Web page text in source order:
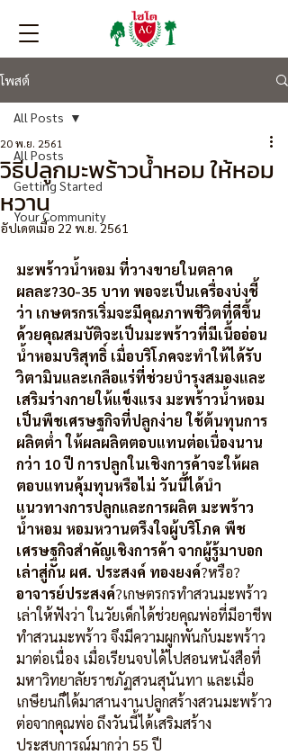
โพสต์
All Posts
Getting Started
Your Community
All Posts
วิธีปลูกมะพร้าวน้ำหอม ให้หอม
หวาน
20 พ.ย. 2561
อัปเดตเมื่อ 22 พ.ย. 2561
มะพร้าวน้ำหอม ที่วางขายในตลาด
ผลละ?30-35 บาท พอจะเป็นเครื่องบ่งชี้
ว่า เกษตรกรเริ่มจะมีคุณภาพชีวิตที่ดีขึ้น
ด้วยคุณสมบัติจะเป็นมะพร้าวที่มีเนื้ออ่อน
น้ำหอมบริสุทธิ์ เมื่อบริโภคจะทำให้ได้รับ
วิตามินและเกลือแร่ที่ช่วยบำรุงสมองและ
เสริมร่างกายให้แข็งแรง มะพร้าวน้ำหอม
เป็นพืชเศรษฐกิจที่ปลูกง่าย ใช้ต้นทุนการ
ผลิตต่ำ ให้ผลผลิตตอบแทนต่อเนื่องนาน
กว่า 10 ปี การปลูกในเชิงการค้าจะให้ผล
ตอบแทนคุ้มทุนหรือไม่ วันนี้ได้นำ
แนวทางการปลูกและการผลิต มะพร้าว
น้ำหอม หอมหวานตรึงใจผู้บริโภค พืช
เศรษฐกิจสำคัญเชิงการค้า จากผู้รู้มาบอก
เล่าสู่กัน ผศ. ประสงค์ ทองยงค์?หรือ?
อาจารย์ประสงค์?เกษตรกรทำสวนมะพร้าว
เล่าให้ฟังว่า ในวัยเด็กได้ช่วยคุณพ่อที่มีอาชีพ
ทำสวนมะพร้าว จึงมีความผูกพันกับมะพร้าว
มาต่อเนื่อง เมื่อเรียนจบได้ไปสอนหนังสือที่
มหาวิทยาลัยราชภัฏสวนสุนันทา และเมื่อ
เกษียนก็ได้มาสานงานปลูกสร้างสวนมะพร้าว
ต่อจากคุณพ่อ ถึงวันนี้ได้เสริมสร้าง
ประสบการณ์มากว่า 55 ปี